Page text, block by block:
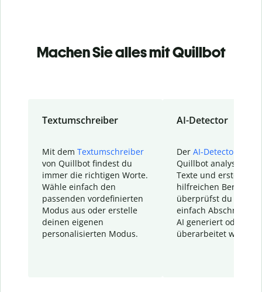
Machen Sie alles mit Quillbot
Textumschreiber
Mit dem Textumschreiber
von Quillbot findest du
immer die richtigen Worte.
Wähle einfach den
passenden vordefinierten
Modus aus oder erstelle
deinen eigenen
personalisierten Modus.
AI-Detector
Der AI-Detector
Quillbot analysiert
Texte und erstellt
hilfreichen Bericht.
überprüfst du
einfach Abschnitte,
AI generiert oder
überarbeitet wurden.